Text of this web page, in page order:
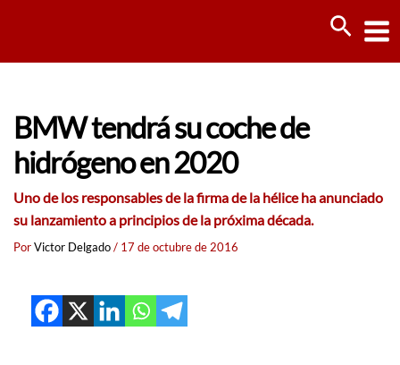
BMW tendrá su coche de
hidrógeno en 2020
Uno de los responsables de la firma de la hélice ha anunciado
su lanzamiento a principios de la próxima década.
PorVictor Delgado/ 17 de octubre de 2016